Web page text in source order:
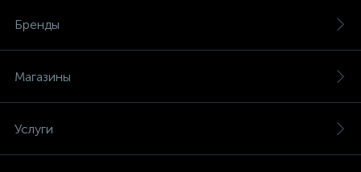
Бренды
Магазины
Услуги